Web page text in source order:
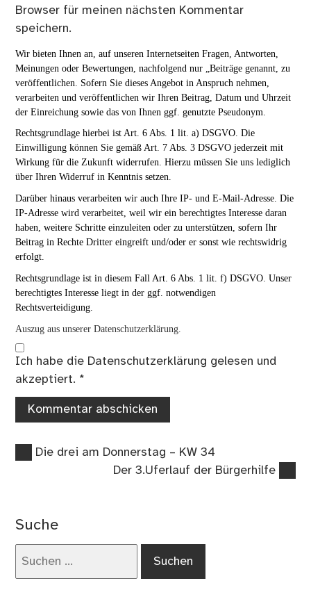
Browser für meinen nächsten Kommentar
speichern.
Wir bieten Ihnen an, auf unseren Internetseiten Fragen, Antworten,
Meinungen oder Bewertungen, nachfolgend nur „Beiträge genannt, zu
veröffentlichen. Sofern Sie dieses Angebot in Anspruch nehmen,
verarbeiten und veröffentlichen wir Ihren Beitrag, Datum und Uhrzeit
der Einreichung sowie das von Ihnen ggf. genutzte Pseudonym.
Rechtsgrundlage hierbei ist Art. 6 Abs. 1 lit. a) DSGVO. Die
Einwilligung können Sie gemäß Art. 7 Abs. 3 DSGVO jederzeit mit
Wirkung für die Zukunft widerrufen. Hierzu müssen Sie uns lediglich
über Ihren Widerruf in Kenntnis setzen.
Darüber hinaus verarbeiten wir auch Ihre IP- und E-Mail-Adresse. Die
IP-Adresse wird verarbeitet, weil wir ein berechtigtes Interesse daran
haben, weitere Schritte einzuleiten oder zu unterstützen, sofern Ihr
Beitrag in Rechte Dritter eingreift und/oder er sonst wie rechtswidrig
erfolgt.
Rechtsgrundlage ist in diesem Fall Art. 6 Abs. 1 lit. f) DSGVO. Unser
berechtigtes Interesse liegt in der ggf. notwendigen
Rechtsverteidigung.
Auszug aus unserer Datenschutzerklärung.
Ich habe die Datenschutzerklärung gelesen und
akzeptiert. *
Beitragsnavigation
Vorheriger
Die drei am Donnerstag – KW 34
Nächster
Der 3.Uferlauf der Bürgerhilfe
Suche